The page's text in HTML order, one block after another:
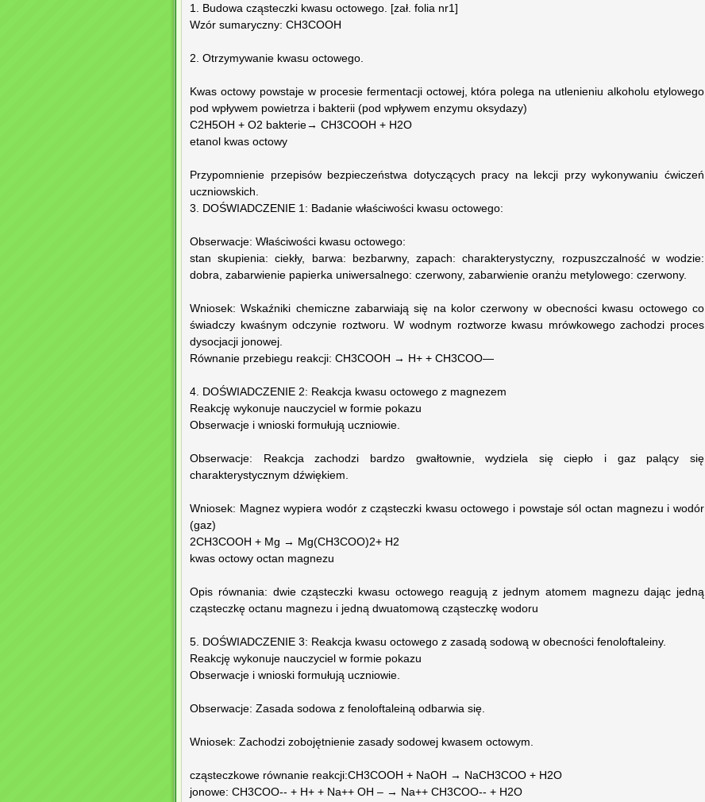
1. Budowa cząsteczki kwasu octowego. [zał. folia nr1]
Wzór sumaryczny: CH3COOH
2. Otrzymywanie kwasu octowego.
Kwas octowy powstaje w procesie fermentacji octowej, która polega na utlenieniu alkoholu etylowego
pod wpływem powietrza i bakterii (pod wpływem enzymu oksydazy)
C2H5OH + O2 bakterie→ CH3COOH + H2O
etanol kwas octowy
Przypomnienie przepisów bezpieczeństwa dotyczących pracy na lekcji przy wykonywaniu ćwiczeń
uczniowskich.
3. DOŚWIADCZENIE 1: Badanie właściwości kwasu octowego:
Obserwacje: Właściwości kwasu octowego:
stan skupienia: ciekły, barwa: bezbarwny, zapach: charakterystyczny, rozpuszczalność w wodzie:
dobra, zabarwienie papierka uniwersalnego: czerwony, zabarwienie oranżu metylowego: czerwony.
Wniosek: Wskaźniki chemiczne zabarwiają się na kolor czerwony w obecności kwasu octowego co
świadczy kwaśnym odczynie roztworu. W wodnym roztworze kwasu mrówkowego zachodzi proces
dysocjacji jonowej.
Równanie przebiegu reakcji: CH3COOH → H+ + CH3COO—
4. DOŚWIADCZENIE 2: Reakcja kwasu octowego z magnezem
Reakcję wykonuje nauczyciel w formie pokazu
Obserwacje i wnioski formułują uczniowie.
Obserwacje: Reakcja zachodzi bardzo gwałtownie, wydziela się ciepło i gaz palący się
charakterystycznym dźwiękiem.
Wniosek: Magnez wypiera wodór z cząsteczki kwasu octowego i powstaje sól octan magnezu i wodór
(gaz)
2CH3COOH + Mg → Mg(CH3COO)2+ H2
kwas octowy octan magnezu
Opis równania: dwie cząsteczki kwasu octowego reagują z jednym atomem magnezu dając jedną
cząsteczkę octanu magnezu i jedną dwuatomową cząsteczkę wodoru
5. DOŚWIADCZENIE 3: Reakcja kwasu octowego z zasadą sodową w obecności fenoloftaleiny.
Reakcję wykonuje nauczyciel w formie pokazu
Obserwacje i wnioski formułują uczniowie.
Obserwacje: Zasada sodowa z fenoloftaleiną odbarwia się.
Wniosek: Zachodzi zobojętnienie zasady sodowej kwasem octowym.
cząsteczkowe równanie reakcji:CH3COOH + NaOH → NaCH3COO + H2O
jonowe: CH3COO-- + H+ + Na++ OH – → Na++ CH3COO-- + H2O